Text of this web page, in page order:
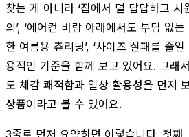
찾는 게 아니라 ‘집에서 덜 답답하고
의’, ‘에어컨 바람 아래에서도 부담 없는
한 여름용 츄리닝’, ‘사이즈 실패를 줄
용적인 기준을 함께 보고 있어요. 그래
도 체감 쾌적함과 일상 활용성을 먼저
상품이라고 볼 수 있어요.
3줄로 먼저 요약하면 이렇습니다. 첫째